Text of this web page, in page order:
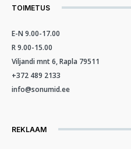
TOIMETUS
E-N 9.00-17.00
R 9.00-15.00
Viljandi mnt 6, Rapla 79511
+372 489 2133
info@sonumid.ee
REKLAAM